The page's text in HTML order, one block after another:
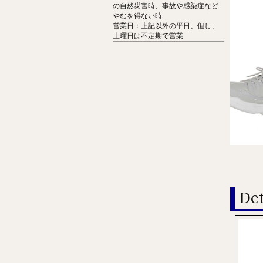
の自然災害時、事故や感染症など
やむを得ない時
営業日：上記以外の平日、但し、
土曜日は不定期で営業